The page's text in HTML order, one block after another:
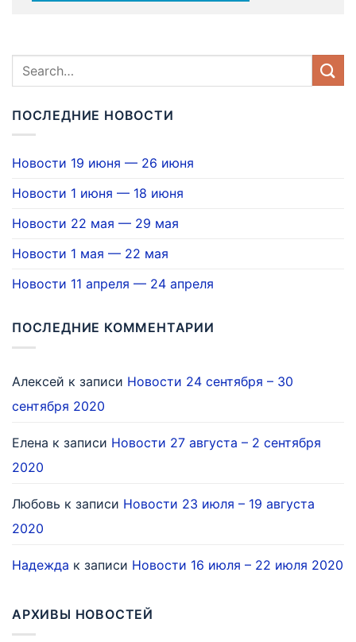
ПОСЛЕДНИЕ НОВОСТИ
Новости 19 июня — 26 июня
Новости 1 июня — 18 июня
Новости 22 мая — 29 мая
Новости 1 мая — 22 мая
Новости 11 апреля — 24 апреля
ПОСЛЕДНИЕ КОММЕНТАРИИ
Алексей к записи Новости 24 сентября – 30
сентября 2020
Елена к записи Новости 27 августа – 2 сентября
2020
Любовь к записи Новости 23 июля – 19 августа
2020
Надежда к записи Новости 16 июля – 22 июля 2020
АРХИВЫ НОВОСТЕЙ